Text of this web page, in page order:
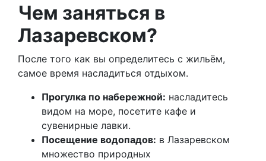
Чем заняться в
Лазаревском?
После того как вы определитесь с жильём,
самое время насладиться отдыхом.
Прогулка по набережной: насладитесь
видом на море, посетите кафе и
сувенирные лавки.
Посещение водопадов: в Лазаревском
множество природных